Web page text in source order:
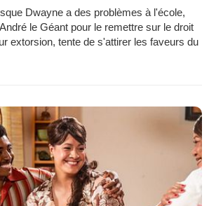
Dwayne a des problèmes à l'école,
le Géant pour le remettre sur le droit
extorsion, tente de s'attirer les faveurs du